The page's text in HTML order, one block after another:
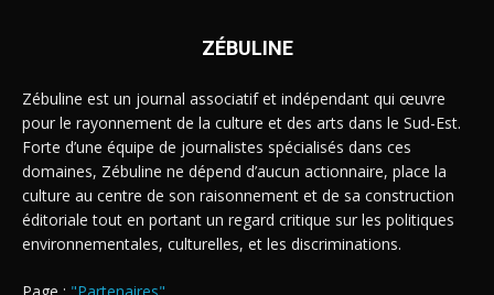
ZÉBULINE
Zébuline est un journal associatif et indépendant qui œuvre
pour le rayonnement de la culture et des arts dans le Sud-Est.
Forte d’une équipe de journalistes spécialisés dans ces
domaines, Zébuline ne dépend d’aucun actionnaire, place la
culture au centre de son raisonnement et de sa construction
éditoriale tout en portant un regard critique sur les politiques
environnementales, culturelles, et les discriminations.